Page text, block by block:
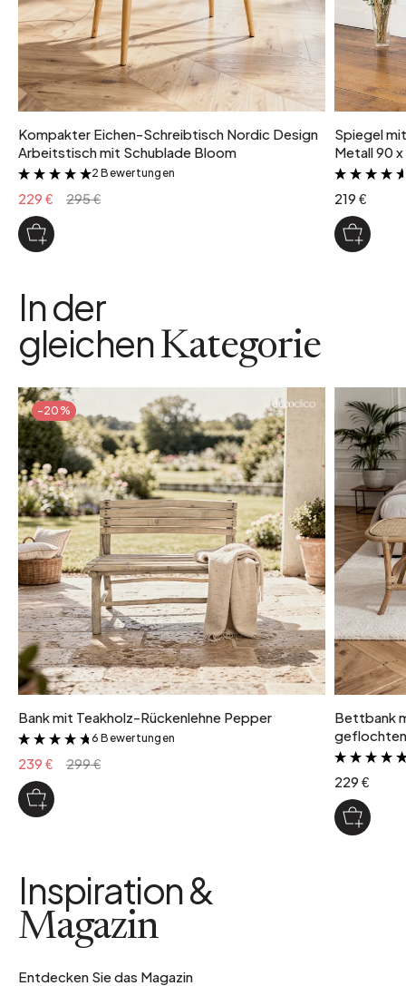
Kompakter Eichen-Schreibtisch Nordic Design
Arbeitstisch mit Schublade Bloom
&
2 Bewertungen
229 € 295 €
Spiegel
Metall 90
219 €
In der
gleichenKategorie
-20%
Bank mit Teakholz-Rückenlehne Pepper
&
6 Bewertungen
239 € 299 €
Bettbank
229 €
Inspiration &
Magazin
Entdecken Sie das Magazin